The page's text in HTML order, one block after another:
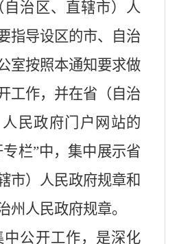
自治区、直辖市）人
指导设区的市、自治
室按照本通知要求做
工作，并在省（自治
民政府门户网站的
栏”中，集中展示省
市）人民政府规章和
州人民政府规章。
中公开工作，是深化